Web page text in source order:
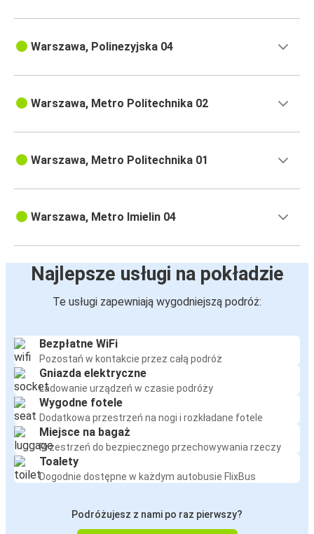
Warszawa, Polinezyjska 04
Warszawa, Metro Politechnika 02
Warszawa, Metro Politechnika 01
Warszawa, Metro Imielin 04
Najlepsze usługi na pokładzie
Te usługi zapewniają wygodniejszą podróż:
Bezpłatne WiFi
Pozostań w kontakcie przez całą podróż
Gniazda elektryczne
Ładowanie urządzeń w czasie podróży
Wygodne fotele
Dodatkowa przestrzeń na nogi i rozkładane fotele
Miejsce na bagaż
Przestrzeń do bezpiecznego przechowywania rzeczy
Toalety
Dogodnie dostępne w każdym autobusie FlixBus
Podróżujesz z nami po raz pierwszy?